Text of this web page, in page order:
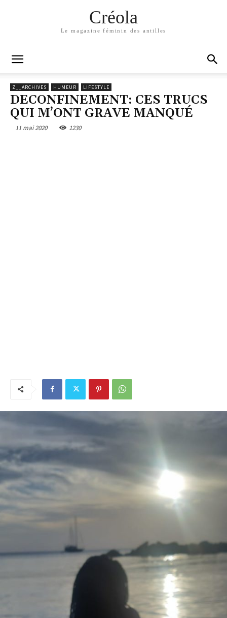
Créola
Le magazine féminin des antilles
Z__ARCHIVES HUMEUR LIFESTYLE
DECONFINEMENT: CES TRUCS
QUI M’ONT GRAVE MANQUÉ
11 mai 2020 1230